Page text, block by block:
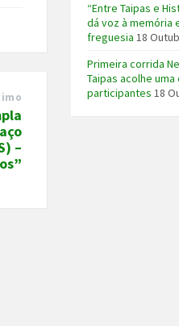
–
“Entre Taipas e
dá voz à memória
freguesia 18
Primeira corrida
Taipas acolhe
participantes 18